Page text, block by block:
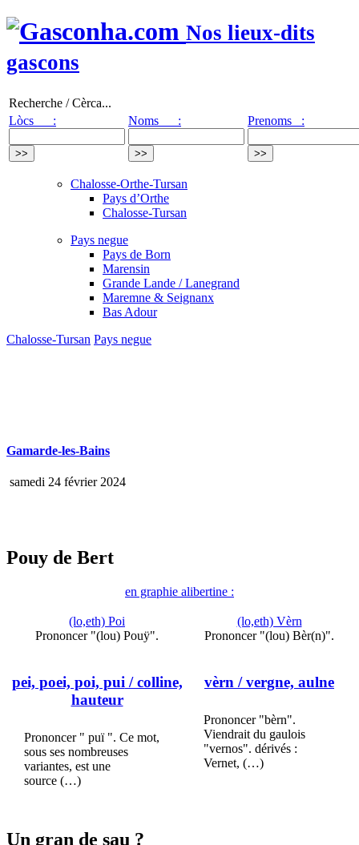
Nos lieux-dits
gascons
Recherche / Cèrca...
Lòcs :
Noms : Prenoms :
Chalosse-Orthe-Tursan
Pays d’Orthe
Chalosse-Tursan
Pays negue
Pays de Born
Marensin
Grande Lande / Lanegrand
Maremne & Seignanx
Bas Adour
Chalosse-Tursan Pays negue
Gamarde-les-Bains
samedi 24 février 2024
Pouy de Bert
en graphie alibertine :
(lo,eth) Poi
Prononcer "(lou) Pouÿ".
pei, poei, poi, pui / colline,
hauteur
Prononcer " puï ". Ce mot,
sous ses nombreuses
variantes, est une
source (…)
(lo,eth) Vèrn
Prononcer "(lou) Bèr(n)".
vèrn / vergne, aulne
Prononcer "bèrn".
Viendrait du gaulois
"vernos". dérivés :
Vernet, (…)
Un gran de sau ?